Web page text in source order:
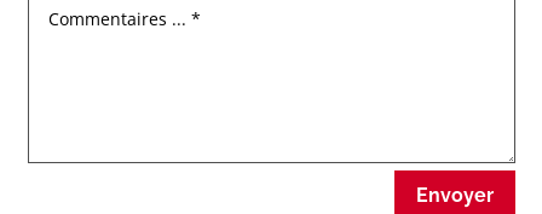
Envoyer